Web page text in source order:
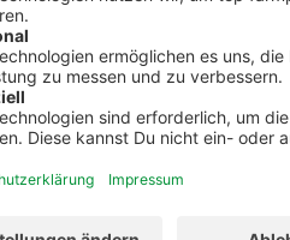
Kontakt zum
Fragen zu top
Dann ruf uns an. Wir